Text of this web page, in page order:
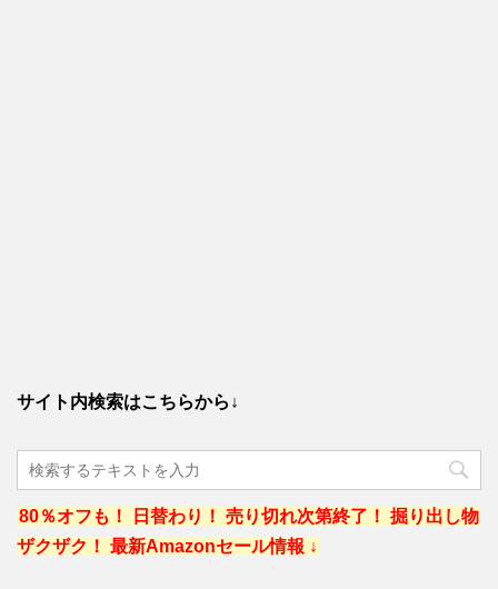
サイト内検索はこちらから↓
80％オフも！ 日替わり！ 売り切れ次第終了！ 掘り出し物
ザクザク！ 最新Amazonセール情報 ↓